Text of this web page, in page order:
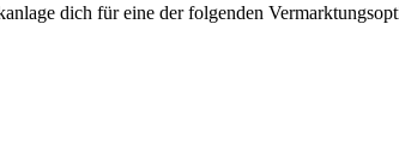
dich für eine der folgenden